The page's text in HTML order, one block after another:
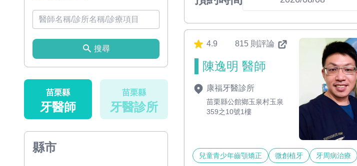
搜尋
苗栗縣
牙醫師
苗栗縣
牙醫診所
縣市
4.9 815 則評論
陳逸明 醫師
康福牙醫診所
苗栗縣公館鄉玉泉村玉泉
359之10號1樓
兒童青少年齒顎矯正 微創植牙 牙周病治療